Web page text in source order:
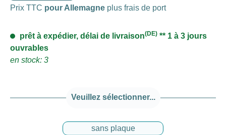
Prix TTC pour Allemagne plus frais de port
prêt à expédier, délai de livraison(DE) ** 1 à 3 jours
ouvrables
en stock: 3
Veuillez sélectionner...
sans plaque